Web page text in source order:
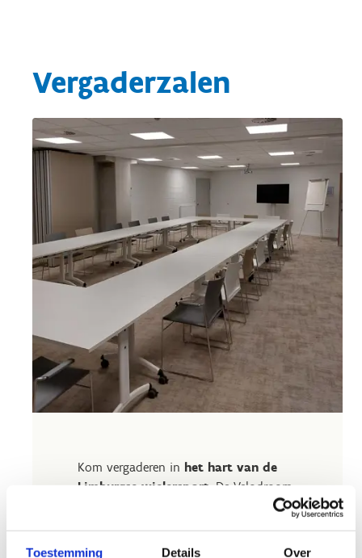
Toestemming Details Over
Vergaderzalen
Kom vergaderen in het hart van de
Limburgse wielersport . De Velodroom
in Heusden-Zolder ademt topsport en
dagelijks trainen en grenzen verleggen.